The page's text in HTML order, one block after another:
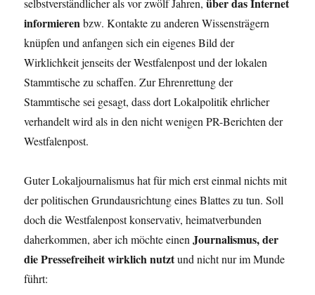
selbstverständlicher als vor zwölf Jahren,
informierenbzw. Kontakte zu anderen Wissensträgern
knüpfen und anfangen sich ein eigenes Bild der
Wirklichkeit jenseits der Westfalenpost und der lokalen
Stammtische zu schaffen. Zur Ehrenrettung der
Stammtische sei gesagt, dass dort Lokalpolitik ehrlicher
verhandelt wird als in den nicht wenigen PR-Berichten der
Westfalenpost.
Guter Lokaljournalismus hat für mich erst einmal nichts mit
der politischen Grundausrichtung eines Blattes zu tun. Soll
doch die Westfalenpost konservativ, heimatverbunden
daherkommen, aber ich möchte einenJournalismus, der
die Pressefreiheit wirklich nutztund nicht nur im Munde
führt: